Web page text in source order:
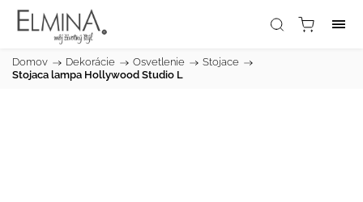
Domov / Dekorácie / Osvetlenie / Stojace /
Stojaca lampa Hollywood Studio L